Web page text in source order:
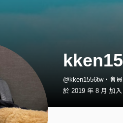
@kken1556tw・會員
於 2019 年 8 月 加入